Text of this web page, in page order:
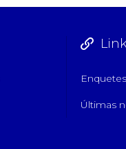
Enquetes
Últimas